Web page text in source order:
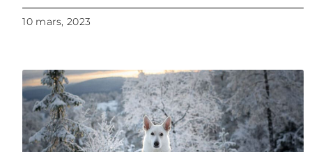
10 mars, 2023